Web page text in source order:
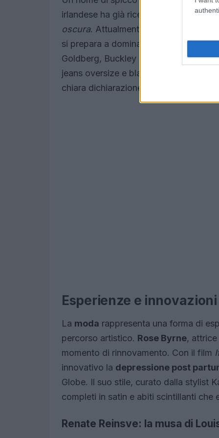
irlandese ha già ricevuto
oscura. Attualmente, grazie alla sua
si prepara a dominare la stagione dei
Goldberg, Buckley ha realizzato un
jeans oversize e blazer, in contrasto
chiara dichiarazione di stile, lontano
Esperienze e
La moda rappresenta una forma di
percorso artistico. Rose Byrne,
momento di rinnovamento. Con il film
innovativo la depressione post
Globe. Il suo stile, curato dalla stylist
completi in satin e abiti scintillanti che
Renate Reinsve: la musa di